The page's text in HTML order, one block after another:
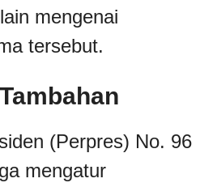
mengenai
tersebut.
(Perpres) No. 96
mengatur